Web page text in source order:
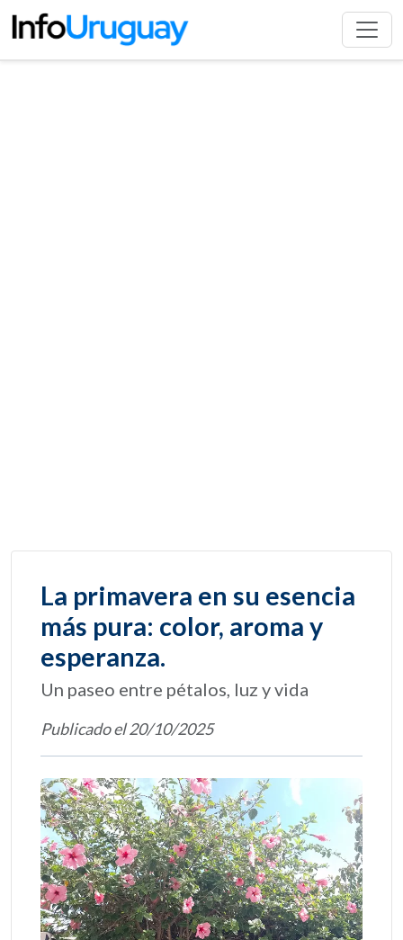
La primavera en su esencia
más pura: color, aroma y
esperanza.
Un paseo entre pétalos, luz y vida
Publicado el 20/10/2025